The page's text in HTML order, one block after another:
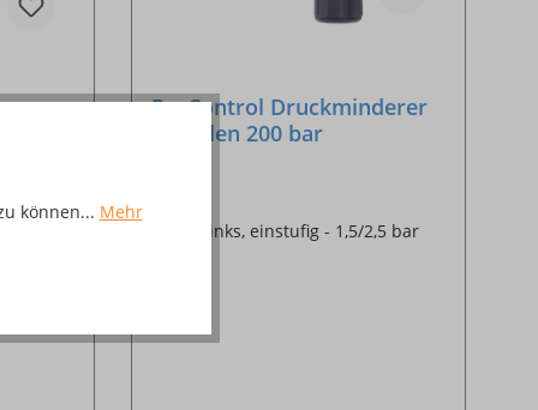
bar
ProControl Druckminderer
Acetylen 200 bar
G3/8" Links, einstufig - 1,5/2,5 bar
können... Mehr